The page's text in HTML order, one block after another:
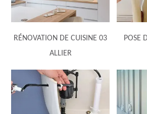
RÉNOVATION DE CUISINE 03
ALLIER
POSE